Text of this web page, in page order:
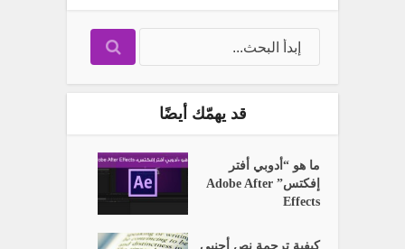
قد يهمّك أيضًا
ما هو “أدوبي أفتر
إفكتس” Adobe After
Effects
كيفية ترجمة نص أجنبي